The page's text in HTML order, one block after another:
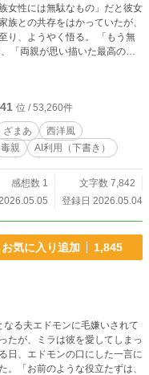
女性には無駄なもの」だと彼女
族との共存をはかっていたが、
り、ようやく悟る。 「もう無
「両親が思い描いた最高の幸
。 ※小説家になろうに投稿し
位 / 53,260件
ざまあ
西洋風
毒親 AI利用（下書き）
感想数 1
文字数 7,842
登録日 2026.05.04
お気に入り追加 1,845
る夫エドモンに毛嫌いされて
たが、ミラは彼を愛してしまっ
日、エドモンの口にした一言に
。「お前のような役立たずは、